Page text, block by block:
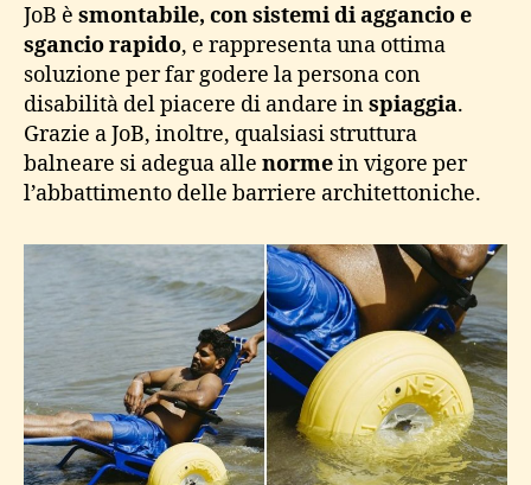
JoB è smontabile, con sistemi di aggancio e
sgancio rapido, e rappresenta una ottima
soluzione per far godere la persona con
disabilità del piacere di andare inspiaggia.
Grazie a JoB, inoltre, qualsiasi struttura
balneare si adegua alle normein vigore per
l’abbattimento delle barriere architettoniche.